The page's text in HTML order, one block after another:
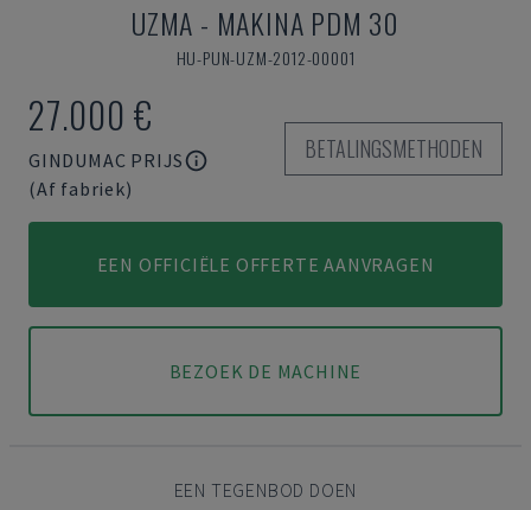
UZMA - MAKINA PDM 30
HU-PUN-UZM-2012-00001
27.000 €
GINDUMAC PRIJS
(Af fabriek)
BETALINGSMETHODEN
EEN OFFICIËLE OFFERTE AANVRAGEN
BEZOEK DE MACHINE
EEN TEGENBOD DOEN